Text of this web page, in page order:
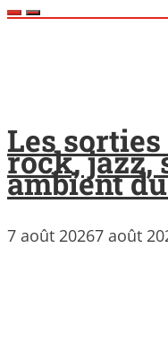
Les sorties
rock, jazz,
ambient
7 août 20267 août